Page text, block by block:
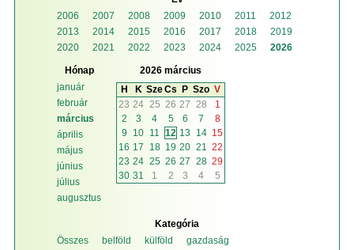
2006
2007 2008 2009 2010 2011
2012
2013
2014 2015 2016 2017 2018
2019
2020
2021 2022 2023 2024 2025 2026
Hónap
január
február
március
április
május
június
július
augusztus
2026 március
H
K SzeCs P Szo V
23 24 25 26 27 28
1
2
3 4 5 6 7
8
9
10 11 12 13 14 15
16 17 18 19 20 21
22
23 24 25 26 27 28 29
30 31 1 2 3 4 5
Kategória
Összes
belföld külföld
gazdaság